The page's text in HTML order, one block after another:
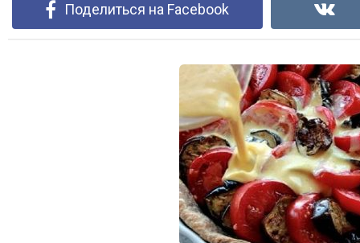
Поделиться на Facebook